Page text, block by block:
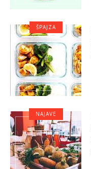
ŠPAJZA
NAJAVE